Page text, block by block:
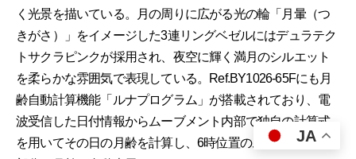
く光景を描いている。月の周りに広がる光の輪「月暈（つ
きがさ）」をイメージした3連リングベゼルにはデュラテク
トサクラピンクが採用され、夜空に輝く満月のシルエット
を柔らかな雰囲気で表現している。Ref.BY1026-65Fにも月
齢自動計算機能「ルナプログラム」が搭載されており、電
波受信した日付情報からムーブメント内部で独自の計算式
を用いてその日の月齢を計算し、6時位置のムーンフェイズ
JA